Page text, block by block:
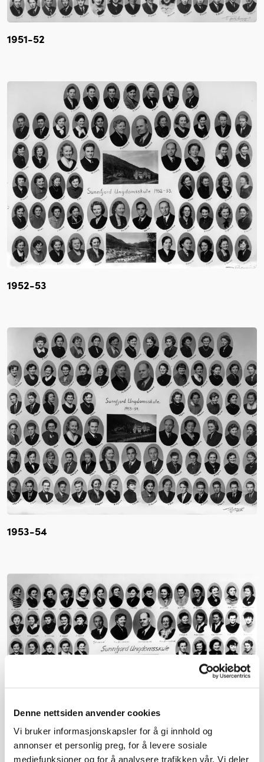
Denne nettsiden anvender cookies
Vi bruker informasjonskapsler for å gi innhold og
annonser et personlig preg, for å levere sosiale
mediefunksjoner og for å analysere trafikken vår. Vi deler
1951-52
1952-53
1953-54